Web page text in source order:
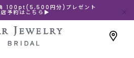
典 100pt(5,500円分)プレゼント
店予約はこちら▶